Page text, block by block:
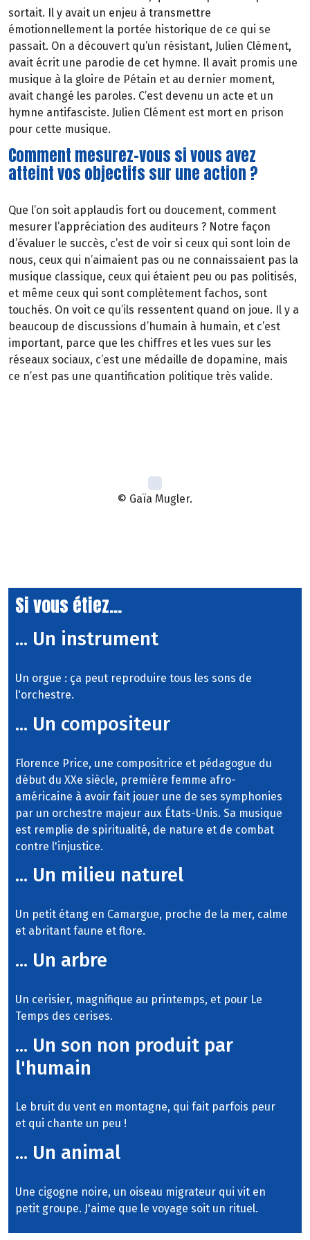
sortait. Il y avait un enjeu à transmettre
émotionnellement la portée historique de ce qui se
passait. On a découvert qu’un résistant, Julien Clément,
avait écrit une parodie de cet hymne. Il avait promis une
musique à la gloire de Pétain et au dernier moment,
avait changé les paroles. C’est devenu un acte et un
hymne antifasciste. Julien Clément est mort en prison
pour cette musique.
Comment mesurez-vous si vous avez
atteint vos objectifs sur une action ?
Que l’on soit applaudis fort ou doucement, comment
mesurer l’appréciation des auditeurs ? Notre façon
d’évaluer le succès, c’est de voir si ceux qui sont loin de
nous, ceux qui n’aimaient pas ou ne connaissaient pas la
musique classique, ceux qui étaient peu ou pas politisés,
et même ceux qui sont complètement fachos, sont
touchés. On voit ce qu’ils ressentent quand on joue. Il y a
beaucoup de discussions d’humain à humain, et c’est
important, parce que les chiffres et les vues sur les
réseaux sociaux, c’est une médaille de dopamine, mais
ce n’est pas une quantification politique très valide.
© Gaïa Mugler.
Si vous étiez...
... Un instrument
Un orgue : ça peut reproduire tous les sons de
l'orchestre.
... Un compositeur
Florence Price, une compositrice et pédagogue du
début du XXe siècle, première femme afro-
américaine à avoir fait jouer une de ses symphonies
par un orchestre majeur aux États-Unis. Sa musique
est remplie de spiritualité, de nature et de combat
contre l'injustice.
... Un milieu naturel
Un petit étang en Camargue, proche de la mer, calme
et abritant faune et flore.
... Un arbre
Un cerisier, magnifique au printemps, et pour Le
Temps des cerises.
... Un son non produit par
l'humain
Le bruit du vent en montagne, qui fait parfois peur
et qui chante un peu !
... Un animal
Une cigogne noire, un oiseau migrateur qui vit en
petit groupe. J'aime que le voyage soit un rituel.